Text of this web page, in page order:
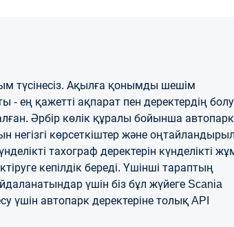
түсінесіз. Ақылға қонымды шешім
- ең қажетті ақпарат пен деректердің
Әрбір көлік құралы бойынша
негізгі көрсеткіштер және
тахограф деректерін күнделікті
кепілдік береді. Үшінші тараптың
үшін біз бұл жүйеге Scania
үшін автопарк деректеріне толық API